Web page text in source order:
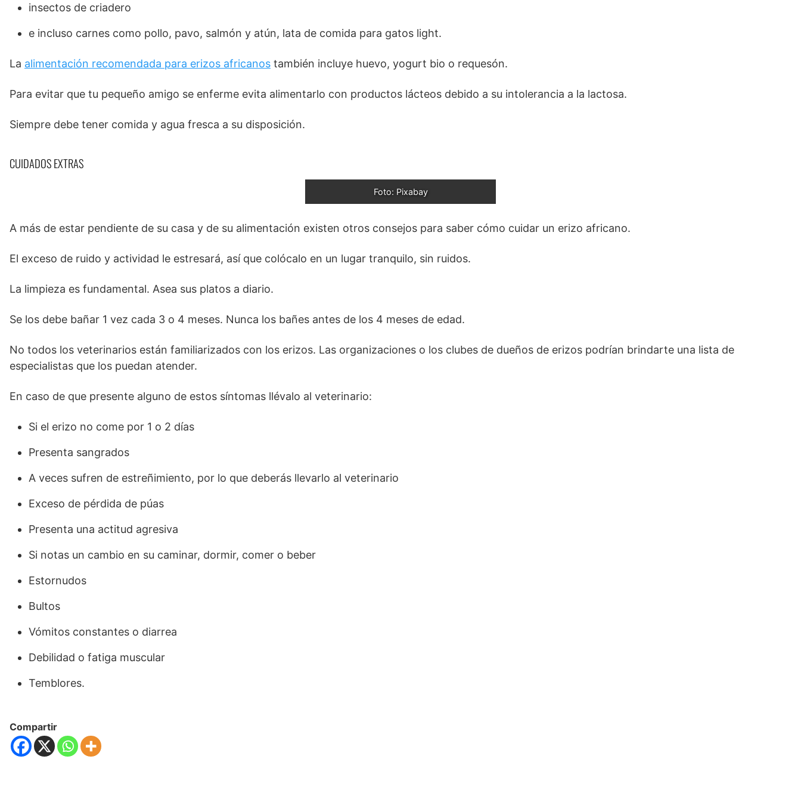
insectos de criadero
e incluso carnes como pollo, pavo, salmón y atún, lata de comida para gatos light.
La alimentación recomendada para erizos africanos también incluye huevo, yogurt bio o requesón.
Para evitar que tu pequeño amigo se enferme evita alimentarlo con productos lácteos debido a su intolerancia a la lactosa.
Siempre debe tener comida y agua fresca a su disposición.
CUIDADOS EXTRAS
Foto: Pixabay
A más de estar pendiente de su casa y de su alimentación existen otros consejos para saber cómo cuidar un erizo africano.
El exceso de ruido y actividad le estresará, así que colócalo en un lugar tranquilo, sin ruidos.
La limpieza es fundamental. Asea sus platos a diario.
Se los debe bañar 1 vez cada 3 o 4 meses. Nunca los bañes antes de los 4 meses de edad.
No todos los veterinarios están familiarizados con los erizos. Las organizaciones o los clubes de dueños de erizos podrían brindarte una lista de
especialistas que los puedan atender.
En caso de que presente alguno de estos síntomas llévalo al veterinario:
Si el erizo no come por 1 o 2 días
Presenta sangrados
A veces sufren de estreñimiento, por lo que deberás llevarlo al veterinario
Exceso de pérdida de púas
Presenta una actitud agresiva
Si notas un cambio en su caminar, dormir, comer o beber
Estornudos
Bultos
Vómitos constantes o diarrea
Debilidad o fatiga muscular
Temblores.
Compartir